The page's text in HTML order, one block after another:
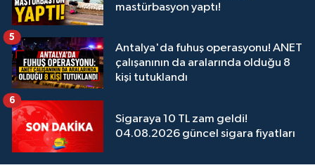
mastürbasyon yaptı!
Antalya'da fuhuş operasyonu! ANET
çalışanının da aralarında olduğu 8
kişi tutuklandı
5
Sigaraya 10 TL zam geldi!
04.08.2026 güncel sigara fiyatları
6